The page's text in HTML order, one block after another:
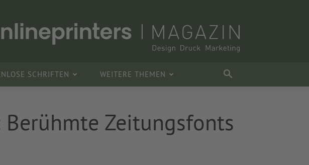
SCHRIFTEN WEITERE THEMEN
Zeitungsfonts